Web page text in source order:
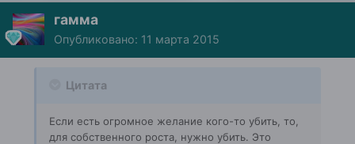
гамма
Опубликовано: 11 марта 2015
Цитата
Если есть огромное желание кого-то убить, то,
для собственного роста, нужно убить. Это